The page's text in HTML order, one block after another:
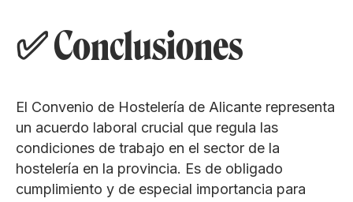
✅ Conclusiones
El Convenio de Hostelería de Alicante representa
un acuerdo laboral crucial que regula las
condiciones de trabajo en el sector de la
hostelería en la provincia. Es de obligado
cumplimiento y de especial importancia para